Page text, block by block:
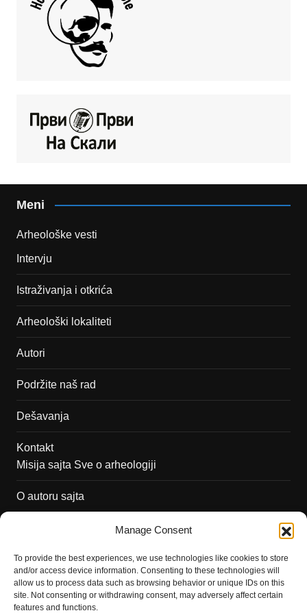
Manage Consent
To provide the best experiences, we use technologies like cookies to store
and/or access device information. Consenting to these technologies will
allow us to process data such as browsing behavior or unique IDs on this
site. Not consenting or withdrawing consent, may adversely affect certain
features and functions.
Meni
Arheološke vesti
Intervju
Istraživanja i otkrića
Arheološki lokaliteti
Autori
Podržite naš rad
Dešavanja
Kontakt
Misija sajta Sve o arheologiji
O autoru sajta
Saradnja